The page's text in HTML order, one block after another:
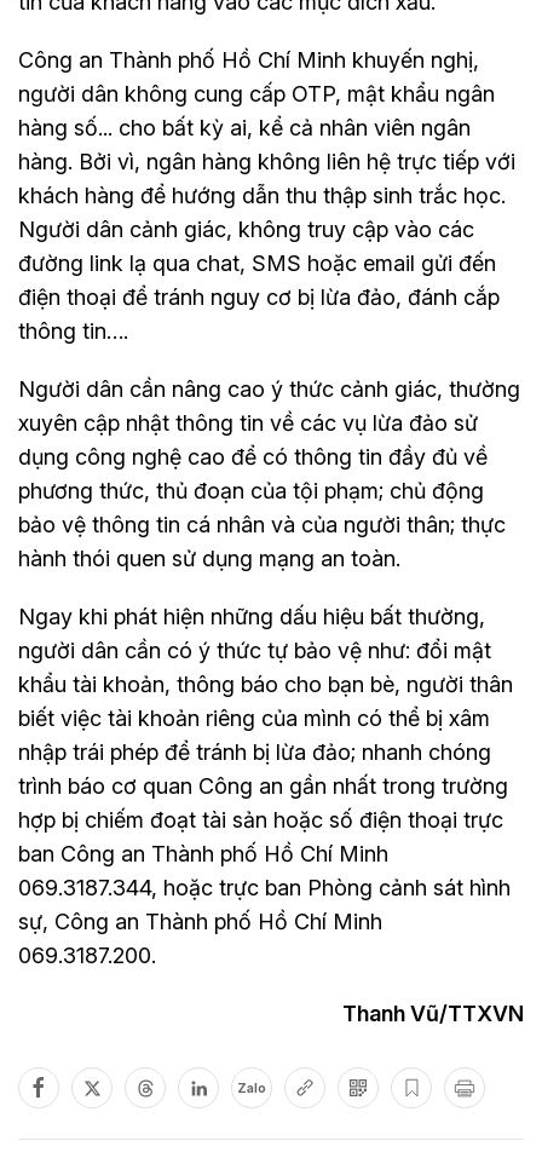
Công an Thành phố Hồ Chí Minh khuyến nghị,
người dân không cung cấp OTP, mật khẩu ngân
hàng số... cho bất kỳ ai, kể cả nhân viên ngân
hàng. Bởi vì, ngân hàng không liên hệ trực tiếp với
khách hàng để hướng dẫn thu thập sinh trắc học.
Người dân cảnh giác, không truy cập vào các
đường link lạ qua chat, SMS hoặc email gửi đến
điện thoại để tránh nguy cơ bị lừa đảo, đánh cắp
thông tin….
Người dân cần nâng cao ý thức cảnh giác, thường
xuyên cập nhật thông tin về các vụ lừa đảo sử
dụng công nghệ cao để có thông tin đầy đủ về
phương thức, thủ đoạn của tội phạm; chủ động
bảo vệ thông tin cá nhân và của người thân; thực
hành thói quen sử dụng mạng an toàn.
Ngay khi phát hiện những dấu hiệu bất thường,
người dân cần có ý thức tự bảo vệ như: đổi mật
khẩu tài khoản, thông báo cho bạn bè, người thân
biết việc tài khoản riêng của mình có thể bị xâm
nhập trái phép để tránh bị lừa đảo; nhanh chóng
trình báo cơ quan Công an gần nhất trong trường
hợp bị chiếm đoạt tài sản hoặc số điện thoại trực
ban Công an Thành phố Hồ Chí Minh
069.3187.344, hoặc trực ban Phòng cảnh sát hình
sự, Công an Thành phố Hồ Chí Minh
069.3187.200.
Thanh Vũ/TTXVN
Zalo